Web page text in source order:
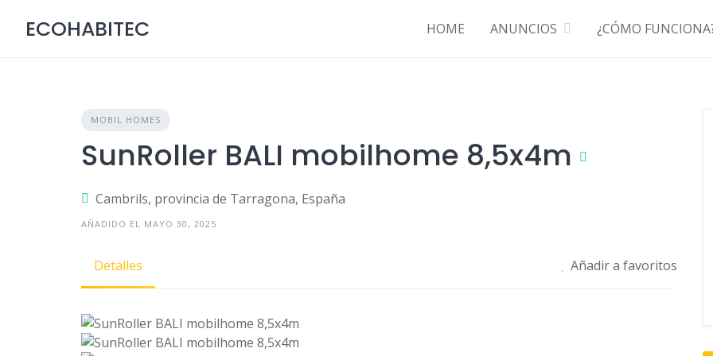
ECOHABITEC HOME ANUNCIOS ¿CÓMO
MOBIL HOMES
SunRoller BALI mobilhome 8,5x4m
Cambrils, provincia de Tarragona, España
AÑADIDO EL MAYO 30, 2025
Detalles Añadir a favoritos
Descubre cómo funciona ¡Anúnciate GRATIS!